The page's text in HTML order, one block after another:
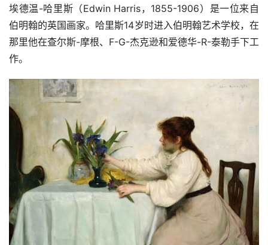
埃德温-哈里斯（Edwin Harris，1855-1906）是一位来自
伯明翰的英国画家。哈里斯14岁时进入伯明翰艺术学校，在
那里他在查尔斯-摩根、F-G-杰克逊和爱德华-R-泰勒手下工
作。